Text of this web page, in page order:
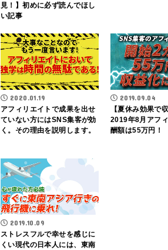
見！】初めに必ず読んでほし
い記事
2020.01.19
アフィリエイトで成果を出せ
ていない方にはSNS集客が効
く。その理由を説明します。
2019.09.04
【夏休み効果で
2019年8月アフ
酬額は55万円！
2019.10.09
ストレスフルで幸せを感じに
くい現代の日本人には、東南